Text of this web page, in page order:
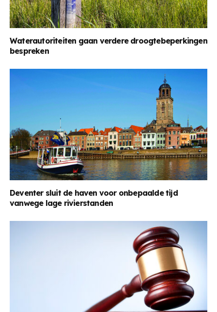
Waterautoriteiten gaan verdere droogtebeperkingen
bespreken
Deventer sluit de haven voor onbepaalde tijd
vanwege lage rivierstanden